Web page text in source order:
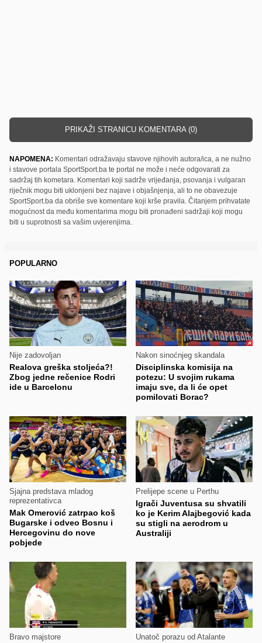
PRIKAŽI STRANICU KOMENTARA (0)
NAPOMENA: Komentari odražavaju stavove njihovih autora/ica, a ne nužno
i stavove portala SportSport.ba te portal ne može i neće odgovarati za
sadržaj tih kometara. Komentari koji sadrže vrijeđanja, psovanja i vulgaran
riječnik mogu biti uklonjeni bez najave i objašnjenja, ali to ne obavezuje
SportSport.ba da obriše sve komentare koji krše pravila. Čitanjem prihvatate
mogućnost da među komentarima mogu biti pronađeni sadržaji koji mogu
biti u suprotnosti sa vašim uvjerenjima.
POPULARNO
Nije zadovoljan
Realova greška stoljeća?!
Zbog jedne rečenice Rodri
ide u Barcelonu
Nakon sinoćnjeg skandala
Disciplinska komisija na
potezu: U svojim rukama
imaju sve, da li će opet
pomilovati Borac?
Sjajna predstava mladog
reprezentativca
Mak Omerović zatrpao koš
Bugarske i odveo Bosnu i
Hercegovinu do nove
pobjede
Prelijepe scene u Perthu
Igrači Juventusa su shvatili
ko je Kerim Alajbegović kada
su stigli na aerodrom u
Australiji
Bravo majstore Unatoč porazu od Atalante